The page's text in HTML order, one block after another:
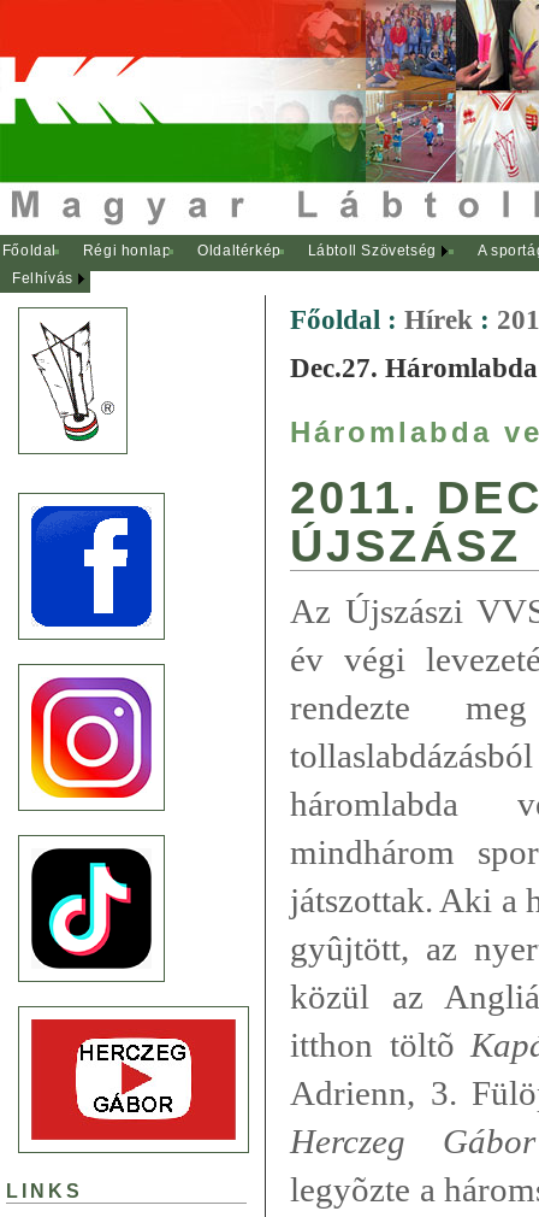
Főoldal Régi honlap Oldaltérkép Lábtoll Szövetség
A
Felhívás
LINKS
Főoldal : Hírek :
Dec.27.
Háromlabda
2011.
ÚJSZÁSZ
Az Újszászi
év végi
rendezte
háromlabda
mindhárom
játszottak. Aki a
gyûjtött, az
közül az
itthon töltõ
Adrienn, 3.
Herczeg Gábor
legyõzte a